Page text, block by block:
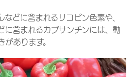
などに含まれるリコピン色素や、
に含まれるカプサンチンには、動
があります。